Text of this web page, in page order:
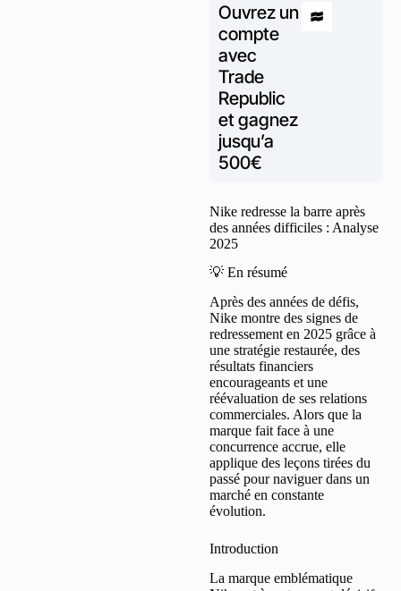
Ouvrez un
compte
avec
Trade
Republic
et gagnez
jusqu’a
500€
Nike redresse la barre après
des années difficiles : Analyse
2025
💡 En résumé
Après des années de défis,
Nike montre des signes de
redressement en 2025 grâce à
une stratégie restaurée, des
résultats financiers
encourageants et une
réévaluation de ses relations
commerciales. Alors que la
marque fait face à une
concurrence accrue, elle
applique des leçons tirées du
passé pour naviguer dans un
marché en constante
évolution.
Introduction
La marque emblématique